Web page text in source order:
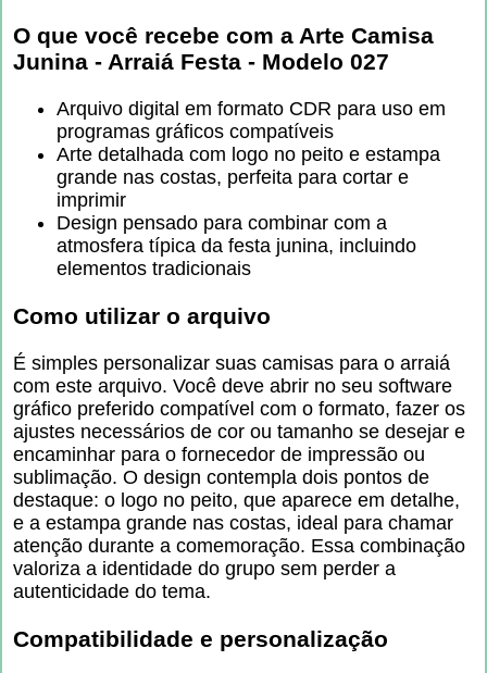
O que você recebe com a Arte Camisa
Junina - Arraiá Festa - Modelo 027
Arquivo digital em formato CDR para uso em
programas gráficos compatíveis
Arte detalhada com logo no peito e estampa
grande nas costas, perfeita para cortar e
imprimir
Design pensado para combinar com a
atmosfera típica da festa junina, incluindo
elementos tradicionais
Como utilizar o arquivo
É simples personalizar suas camisas para o arraiá
com este arquivo. Você deve abrir no seu software
gráfico preferido compatível com o formato, fazer os
ajustes necessários de cor ou tamanho se desejar e
encaminhar para o fornecedor de impressão ou
sublimação. O design contempla dois pontos de
destaque: o logo no peito, que aparece em detalhe,
e a estampa grande nas costas, ideal para chamar
atenção durante a comemoração. Essa combinação
valoriza a identidade do grupo sem perder a
autenticidade do tema.
Compatibilidade e personalização